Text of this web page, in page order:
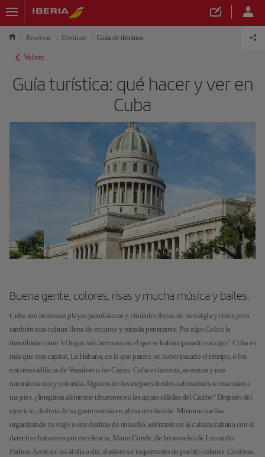
Reservar Destinos Guía de destinos
Volver
Guía turística: qué hacer y ver en
Cuba
Buena gente, colores, risas y mucha música y bailes.
Cuba son hermosas playas paradisíacas y ciudades llenas de nostalgia y color, pero
también una cultura llena de encanto y mirada penetrante. Por algo Colón la
describiría como ‘el lugar más hermoso en el que se habían posado sus ojos’. Cuba es
más que una capital, La Habana, en la que parece no haber pasado el tiempo, o los
entornos idílicos de Varadero o los Cayos. Cuba es historia, aventura y una
naturaleza rica y colorida. Algunos de los mejores fondos submarinos se muestran a
tus pies. ¿Imaginas alimentar tiburones en las aguas cálidas del Caribe? Después del
ejercicio, disfruta de su gastronomía en plena revolución. Mientras sueñas
organizando tu viaje a este destino de ensueño, adéntrate en la cultura cubana con el
detective habanero por excelencia, Mario Conde, de las novelas de Leonardo
Padura. Acércate así al día a día, ilusiones e inquietudes de pueblo cubano. Confiesa,